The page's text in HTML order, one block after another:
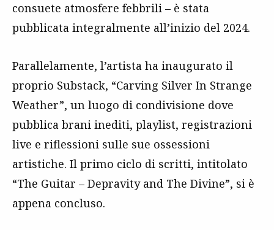
consuete atmosfere febbrili – è stata
pubblicata integralmente all’inizio del 2024.
Parallelamente, l’artista ha inaugurato il
proprio Substack, “Carving Silver In Strange
Weather”, un luogo di condivisione dove
pubblica brani inediti, playlist, registrazioni
live e riflessioni sulle sue ossessioni
artistiche. Il primo ciclo di scritti, intitolato
“The Guitar – Depravity and The Divine”, si è
appena concluso.